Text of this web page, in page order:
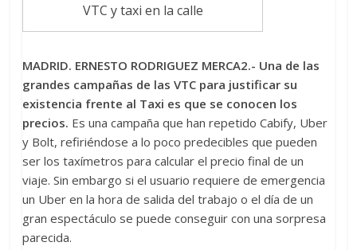
VTC y taxi en la calle
MADRID. ERNESTO RODRIGUEZ MERCA2.- Una de las
grandes campañas de las VTC para justificar su
existencia frente al Taxi es que se conocen los
precios. Es una campaña que han repetido Cabify, Uber
y Bolt, refiriéndose a lo poco predecibles que pueden
ser los taxímetros para calcular el precio final de un
viaje. Sin embargo si el usuario requiere de emergencia
un Uber en la hora de salida del trabajo o el día de un
gran espectáculo se puede conseguir con una sorpresa
parecida.